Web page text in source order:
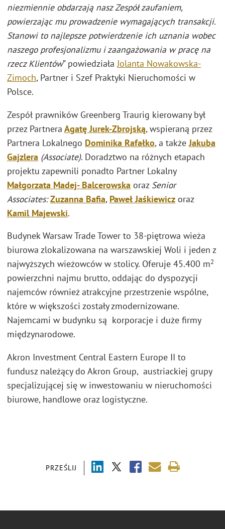
PRZEŚLIJ
niezmiennie obdarzają nasz Zespół zaufaniem,
powierzając mu prowadzenie wymagających transakcji.
Stanowi to najlepsze potwierdzenie ich uznania wobec
naszego profesjonalizmu i zaangażowania w pracę na
rzecz Klientów” powiedziałaJolanta Nowakowska-
Zimoch, Partner i Szef Praktyki Nieruchomości w
Polsce.
Zespół prawników Greenberg Traurig kierowany był
przez Partnera Agatę Jurek-Zbrojską, wspieraną przez
Partnera Lokalnego Dominika Rafałko, a takżeJakuba
Gajzlera (Associate). Doradztwo na różnych etapach
projektu zapewnili ponadto Partner Lokalny
Małgorzata Madej- Balcerowska oraz Senior
Associates: Zuzanna Bafia, Paweł Jaśkiewicz oraz
Kamil Majewski.
Budynek Warsaw Trade Tower to 38-piętrowa wieża
biurowa zlokalizowana na warszawskiej Woli i jeden z
najwyższych wieżowców w stolicy. Oferuje 45.400 m2
powierzchni najmu brutto, oddając do dyspozycji
najemców również atrakcyjne przestrzenie wspólne,
które w większości zostały zmodernizowane.
Najemcami w budynku są korporacje i duże firmy
międzynarodowe.
Akron Investment Central Eastern Europe II to
fundusz należący do Akron Group, austriackiej grupy
specjalizującej się w inwestowaniu w nieruchomości
biurowe, handlowe oraz logistyczne.